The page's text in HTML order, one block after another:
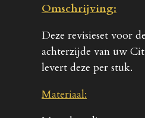
Omschrijving:
Deze revisieset voor
achterzijde van uw
levert deze per stuk.
Materiaal: